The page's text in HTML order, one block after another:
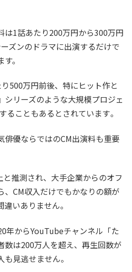
は1話あたり200万円から300万円
ズンのドラマに出演するだけで
。
500万円前後、特にヒット作と
シリーズのような大規模プロジェ
ることもあるとされています​。
俳優ならではのCM出演料も重要
推測され、大手企業からのオフ
、CM収入だけでもかなりの額が
いありません​。
年からYouTubeチャンネル「た
数は200万人を超え、再生回数が
見逃せません。